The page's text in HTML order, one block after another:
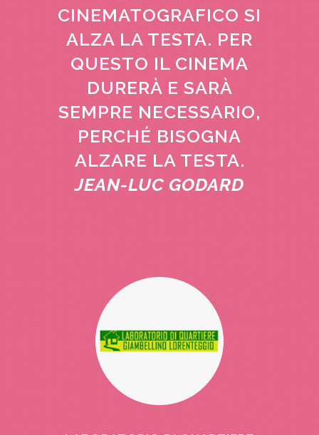
CINEMATOGRAFICO SI
ALZA LA TESTA. PER
QUESTO IL CINEMA
DURERÀ E SARÀ
SEMPRE NECESSARIO,
PERCHÉ BISOGNA
ALZARE LA TESTA.
JEAN-LUC GODARD